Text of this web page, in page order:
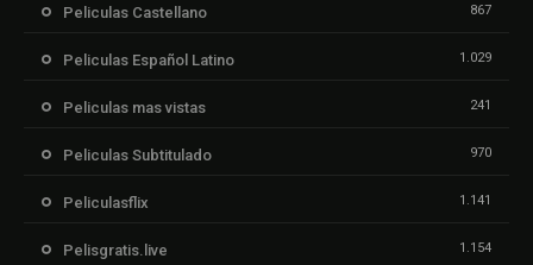
Peliculas Castellano 867
Peliculas Español Latino 1.029
Peliculas mas vistas 241
Peliculas Subtitulado 970
Peliculasflix 1.141
Pelisgratis.live 1.154